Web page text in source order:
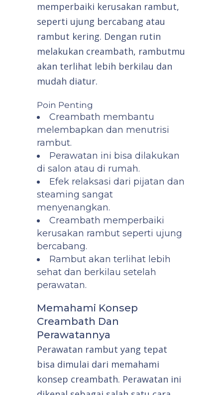
memperbaiki kerusakan rambut,
seperti ujung bercabang atau
rambut kering. Dengan rutin
melakukan creambath, rambutmu
akan terlihat lebih berkilau dan
mudah diatur.
Poin Penting
Creambath membantu
melembapkan dan menutrisi
rambut.
Perawatan ini bisa dilakukan
di salon atau di rumah.
Efek relaksasi dari pijatan dan
steaming sangat
menyenangkan.
Creambath memperbaiki
kerusakan rambut seperti ujung
bercabang.
Rambut akan terlihat lebih
sehat dan berkilau setelah
perawatan.
Memahami Konsep
Creambath Dan
Perawatannya
Perawatan rambut yang tepat
bisa dimulai dari memahami
konsep creambath. Perawatan ini